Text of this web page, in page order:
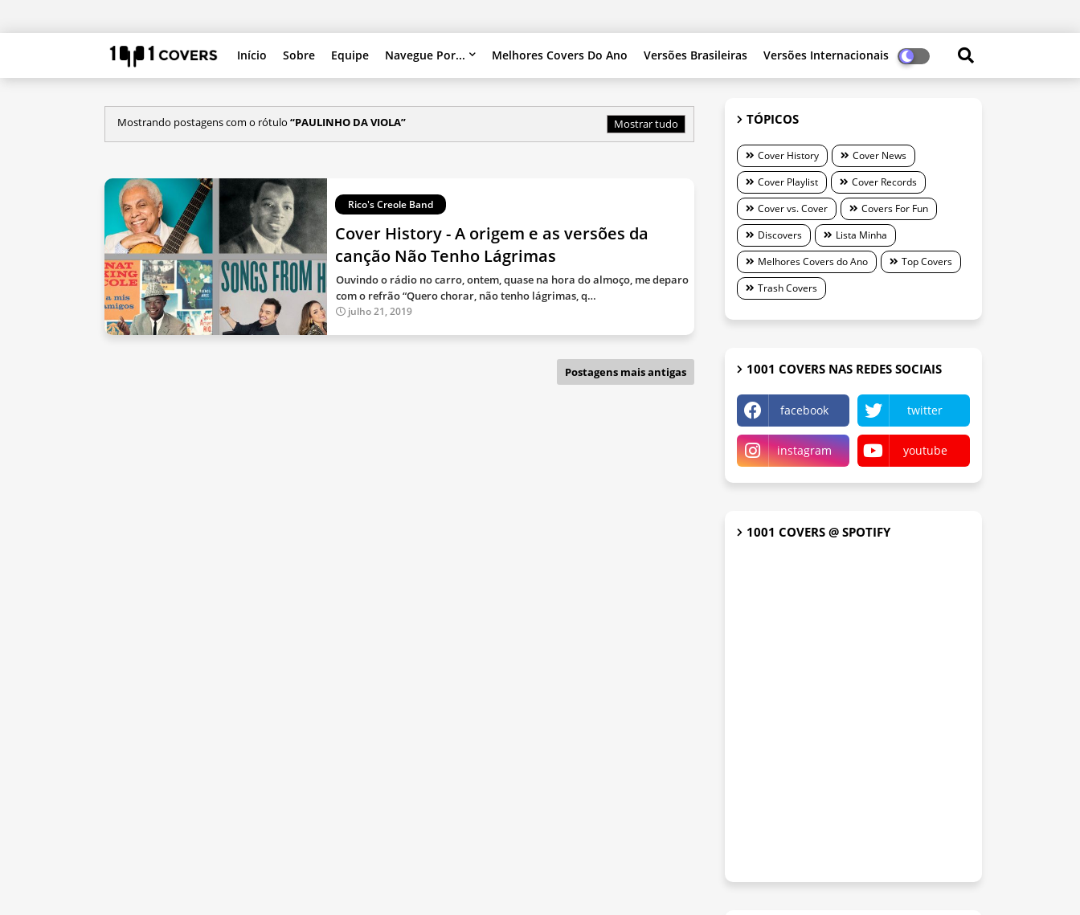
Início Sobre Equipe Navegue Por... Melhores Covers Do Ano Versões Brasileiras Versões Internacionais
Mostrando postagens com o rótulo PAULINHO DA VIOLA Mostrar tudo
Rico's Creole Band
Cover History - A origem e as versões da
canção Não Tenho Lágrimas
Ouvindo o rádio no carro, ontem, quase na hora do almoço, me deparo
com o refrão “Quero chorar, não tenho lágrimas, q…
julho 21, 2019
Postagens mais antigas
TÓPICOS
Cover History
Cover News
Cover Playlist
Cover Records
Cover vs. Cover
Covers For Fun
Discovers
Lista Minha
Melhores Covers do Ano
Top Covers
Trash Covers
1001 COVERS NAS REDES SOCIAIS
facebook twitter
instagram youtube
1001 COVERS @ SPOTIFY